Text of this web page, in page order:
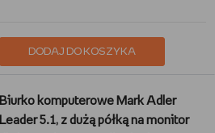
DODAJ DO KOSZYKA
Biurko komputerowe Mark Adler
Leader 5.1, z dużą półką na monitor